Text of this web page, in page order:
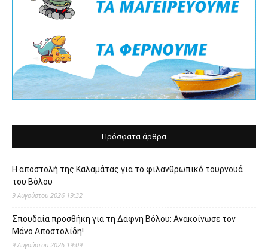
Πρόσφατα άρθρα
Η αποστολή της Καλαμάτας για το φιλανθρωπικό τουρνουά
του Βόλου
9 Αυγούστου 2026 19:32
Σπουδαία προσθήκη για τη Δάφνη Βόλου: Ανακοίνωσε τον
Μάνο Αποστολίδη!
9 Αυγούστου 2026 19:09